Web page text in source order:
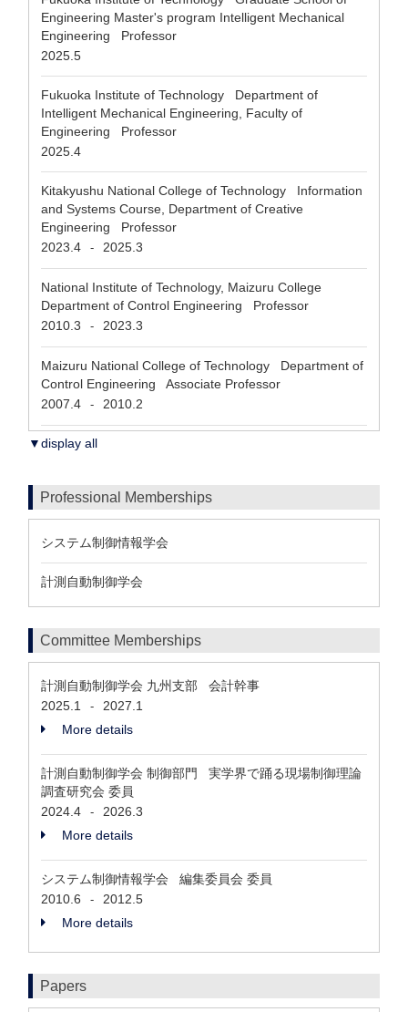
Engineering Master's program Intelligent Mechanical
Engineering Professor
2025.5
Fukuoka Institute of Technology Department of
Intelligent Mechanical Engineering, Faculty of
Engineering Professor
2025.4
Kitakyushu National College of Technology Information
and Systems Course, Department of Creative
Engineering Professor
2023.4
- 2025.3
National Institute of Technology, Maizuru College
Department of Control Engineering Professor
2010.3
- 2023.3
Maizuru National College of Technology Department of
Control Engineering Associate Professor
2007.4
- 2010.2
▼display all
Professional Memberships
システム制御情報学会
計測自動制御学会
Committee Memberships
計測自動制御学会 九州支部 会計幹事
2025.1
-
2027.1
More details
計測自動制御学会 制御部門 実学界で踊る現場制御理論
調査研究会 委員
2024.4
-
2026.3
More details
システム制御情報学会 編集委員会 委員
2010.6
-
2012.5
More details
Papers